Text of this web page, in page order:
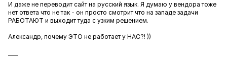
И даже не переводит сайт на русский язык. Я думаю у вендора тоже
нет ответа что не так - он просто смотрит что на западе задачи
РАБОТАЮТ и выходит туда с узким решением.
Александр, почему ЭТО не работает у НАС?! ))